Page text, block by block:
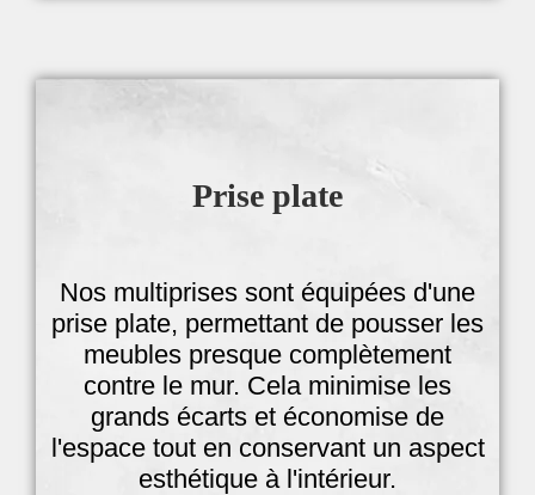
Prise plate
Nos multiprises sont équipées d'une
prise plate, permettant de pousser les
meubles presque complètement
contre le mur. Cela minimise les
grands écarts et économise de
l'espace tout en conservant un aspect
esthétique à l'intérieur.